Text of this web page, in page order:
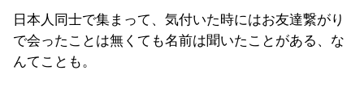
日本人同士で集まって、気付いた時にはお友達繋がり
で会ったことは無くても名前は聞いたことがある、な
んてことも。